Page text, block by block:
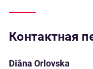
Контактная
Diāna Orlovska